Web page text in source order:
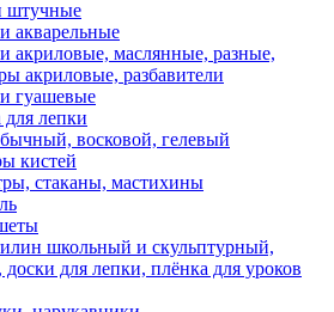
штучные
акварельные
акриловые, маслянные, разные,
акриловые, разбавители
гуашевые
лепки
восковой, гелевый
кистей
стаканы, мастихины
школьный и скульптурный,
доски для лепки, плёнка для уроков